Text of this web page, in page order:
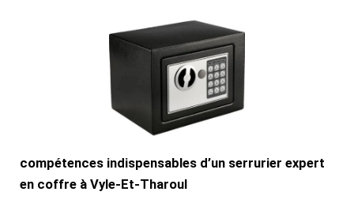
compétences indispensables d’un serrurier expert
en coffre à Vyle-Et-Tharoul